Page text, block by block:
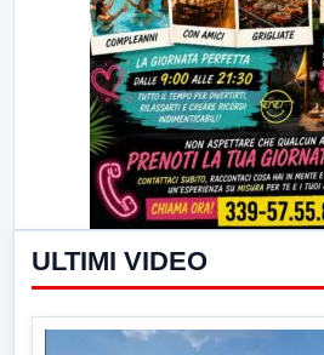
ULTIMI VIDEO